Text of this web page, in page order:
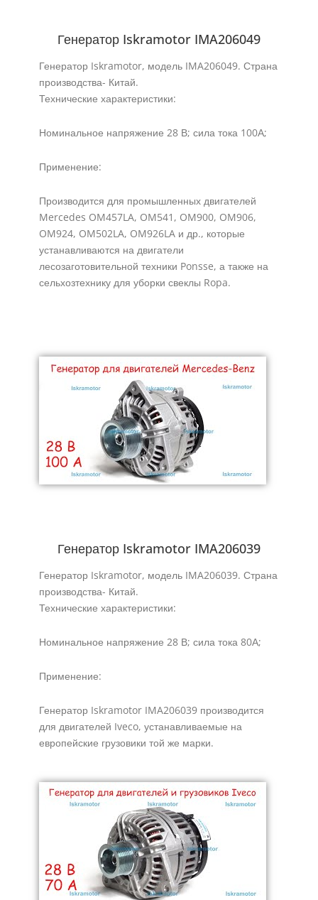
Генератор Iskramotor IMA206049
Генератор Iskramotor, модель IMA206049. Страна
производства- Китай.
Технические характеристики:
Номинальное напряжение 28 В; сила тока 100А;
Применение:
Производится для промышленных двигателей
Mercedes OM457LA, OM541, OM900, OM906,
OM924, OM502LA, OM926LA и др., которые
устанавливаются на двигатели
лесозаготовительной техники Ponsse, а также на
сельхозтехнику для уборки свеклы Ropa.
Генератор Iskramotor IMA206039
Генератор Iskramotor, модель IMA206039. Страна
производства- Китай.
Технические характеристики:
Номинальное напряжение 28 В; сила тока 80А;
Применение:
Генератор Iskramotor IMA206039 производится
для двигателей Iveco, устанавливаемые на
европейские грузовики той же марки.